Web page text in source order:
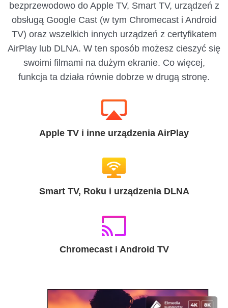
bezprzewodowo do Apple TV, Smart TV, urządzeń z
obsługą Google Cast (w tym Chromecast i Android
TV) oraz wszelkich innych urządzeń z certyfikatem
AirPlay lub DLNA. W ten sposób możesz cieszyć się
swoimi filmami na dużym ekranie. Co więcej,
funkcja ta działa równie dobrze w drugą stronę.
Apple TV i inne urządzenia AirPlay
Smart TV, Roku i urządzenia DLNA
Chromecast i Android TV